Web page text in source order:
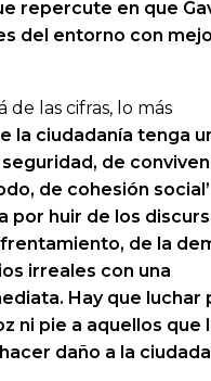
repercute en que
del entorno con
de las cifras, lo más
la ciudadanía tenga
de
de cohesión
por huir de los
de la
irreales con una
Hay que luchar
ni pie a aquellos que
daño a la